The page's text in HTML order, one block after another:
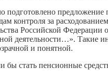
контроля за
Российской
деятельности…». Такие
и понятной.
стать пенсионные